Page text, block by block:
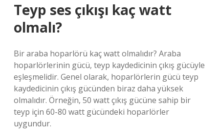
Teyp ses çıkışı kaç watt
olmalı?
Bir araba hoparlörü kaç watt olmalıdır? Araba
hoparlörlerinin gücü, teyp kaydedicinin çıkış gücüyle
eşleşmelidir. Genel olarak, hoparlörlerin gücü teyp
kaydedicinin çıkış gücünden biraz daha yüksek
olmalıdır. Örneğin, 50 watt çıkış gücüne sahip bir
teyp için 60-80 watt gücündeki hoparlörler
uygundur.